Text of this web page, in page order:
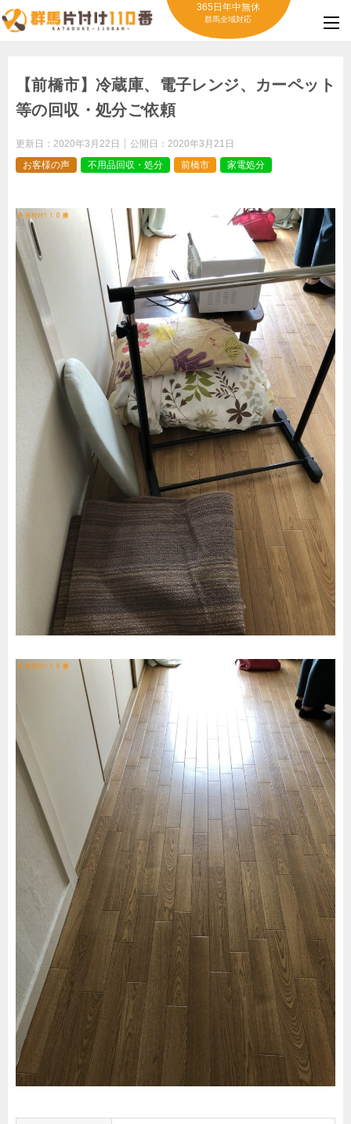
365日年中無休
群馬全域対応
【前橋市】冷蔵庫、電子レンジ、カーペット
等の回収・処分ご依頼
更新日： 2020年3月22日 公開日： 2020年3月21日
お客様の声
不用品回収・処分 前橋市 家電処分